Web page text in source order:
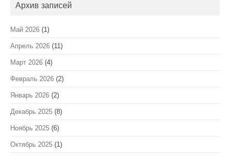
Архив записей
Май 2026 (1)
Апрель 2026 (11)
Март 2026 (4)
Февраль 2026 (2)
Январь 2026 (2)
Декабрь 2025 (8)
Ноябрь 2025 (6)
Октябрь 2025 (1)